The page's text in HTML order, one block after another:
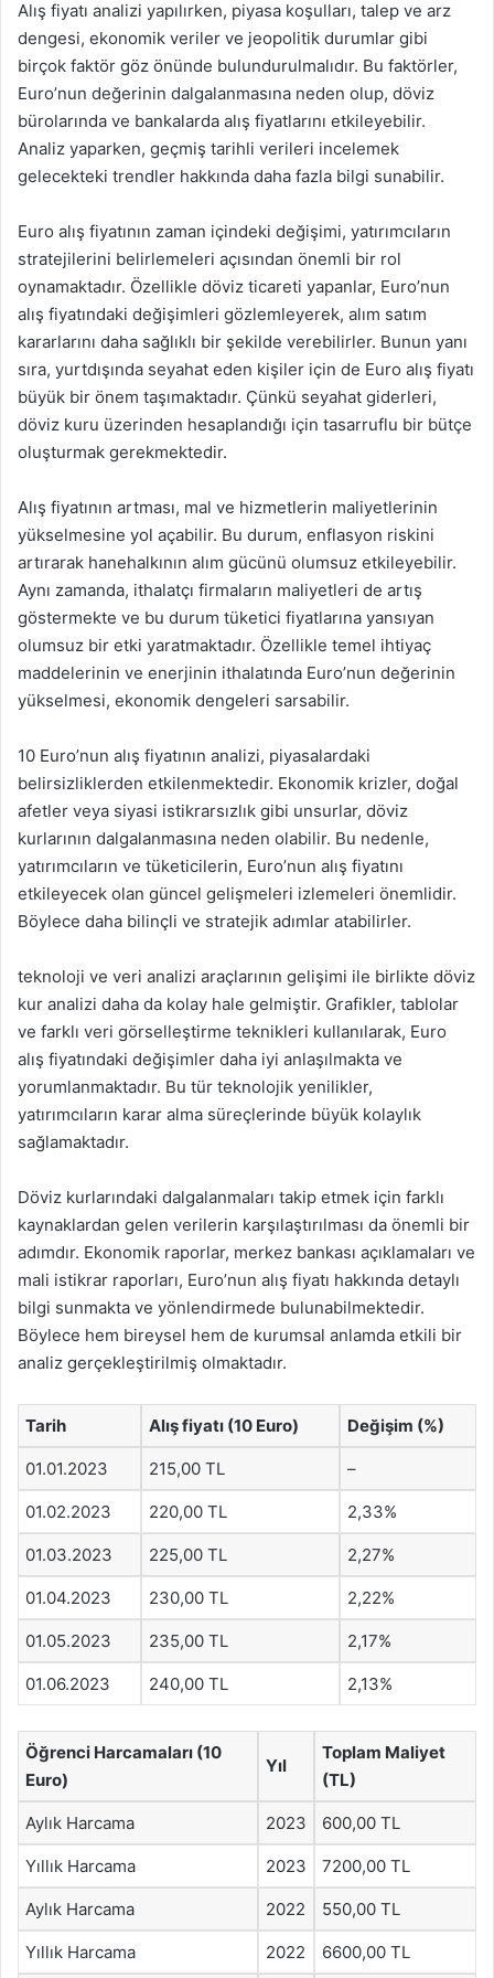
Alış fiyatı analizi yapılırken, piyasa koşulları, talep ve arz
dengesi, ekonomik veriler ve jeopolitik durumlar gibi
birçok faktör göz önünde bulundurulmalıdır. Bu faktörler,
Euro’nun değerinin dalgalanmasına neden olup, döviz
bürolarında ve bankalarda alış fiyatlarını etkileyebilir.
Analiz yaparken, geçmiş tarihli verileri incelemek
gelecekteki trendler hakkında daha fazla bilgi sunabilir.
Euro alış fiyatının zaman içindeki değişimi, yatırımcıların
stratejilerini belirlemeleri açısından önemli bir rol
oynamaktadır. Özellikle döviz ticareti yapanlar, Euro’nun
alış fiyatındaki değişimleri gözlemleyerek, alım satım
kararlarını daha sağlıklı bir şekilde verebilirler. Bunun yanı
sıra, yurtdışında seyahat eden kişiler için de Euro alış fiyatı
büyük bir önem taşımaktadır. Çünkü seyahat giderleri,
döviz kuru üzerinden hesaplandığı için tasarruflu bir bütçe
oluşturmak gerekmektedir.
Alış fiyatının artması, mal ve hizmetlerin maliyetlerinin
yükselmesine yol açabilir. Bu durum, enflasyon riskini
artırarak hanehalkının alım gücünü olumsuz etkileyebilir.
Aynı zamanda, ithalatçı firmaların maliyetleri de artış
göstermekte ve bu durum tüketici fiyatlarına yansıyan
olumsuz bir etki yaratmaktadır. Özellikle temel ihtiyaç
maddelerinin ve enerjinin ithalatında Euro’nun değerinin
yükselmesi, ekonomik dengeleri sarsabilir.
10 Euro’nun alış fiyatının analizi, piyasalardaki
belirsizliklerden etkilenmektedir. Ekonomik krizler, doğal
afetler veya siyasi istikrarsızlık gibi unsurlar, döviz
kurlarının dalgalanmasına neden olabilir. Bu nedenle,
yatırımcıların ve tüketicilerin, Euro’nun alış fiyatını
etkileyecek olan güncel gelişmeleri izlemeleri önemlidir.
Böylece daha bilinçli ve stratejik adımlar atabilirler.
teknoloji ve veri analizi araçlarının gelişimi ile birlikte döviz
kur analizi daha da kolay hale gelmiştir. Grafikler, tablolar
ve farklı veri görselleştirme teknikleri kullanılarak, Euro
alış fiyatındaki değişimler daha iyi anlaşılmakta ve
yorumlanmaktadır. Bu tür teknolojik yenilikler,
yatırımcıların karar alma süreçlerinde büyük kolaylık
sağlamaktadır.
Döviz kurlarındaki dalgalanmaları takip etmek için farklı
kaynaklardan gelen verilerin karşılaştırılması da önemli bir
adımdır. Ekonomik raporlar, merkez bankası açıklamaları ve
mali istikrar raporları, Euro’nun alış fiyatı hakkında detaylı
bilgi sunmakta ve yönlendirmede bulunabilmektedir.
Böylece hem bireysel hem de kurumsal anlamda etkili bir
analiz gerçekleştirilmiş olmaktadır.
Tarih Alış fiyatı (10 Euro) Değişim (%)
01.01.2023 215,00 TL –
01.02.2023 220,00 TL 2,33%
01.03.2023 225,00 TL 2,27%
01.04.2023 230,00 TL 2,22%
01.05.2023 235,00 TL 2,17%
01.06.2023 240,00 TL 2,13%
Öğrenci Harcamaları (10
Euro)
Yıl
Toplam Maliyet
(TL)
Aylık Harcama 2023 600,00 TL
Yıllık Harcama 2023 7200,00 TL
Aylık Harcama 2022 550,00 TL
Yıllık Harcama 2022 6600,00 TL